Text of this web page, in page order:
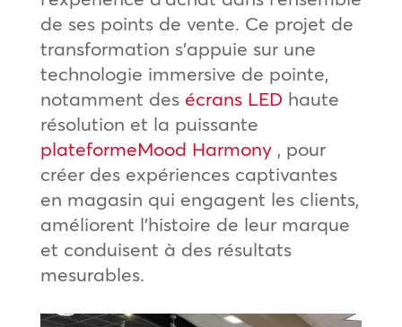
de ses points de vente. Ce projet de
transformation s’appuie sur une
technologie immersive de pointe,
notamment des écrans LED haute
résolution et la puissante
plateformeMood Harmony , pour
créer des expériences captivantes
en magasin qui engagent les clients,
améliorent l’histoire de leur marque
et conduisent à des résultats
mesurables.